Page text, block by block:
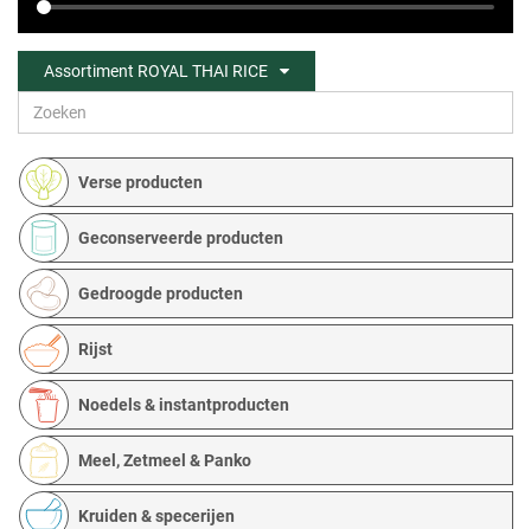
Verse producten
Geconserveerde producten
Gedroogde producten
Rijst
Noedels & instantproducten
Meel, Zetmeel & Panko
Kruiden & specerijen
Assortiment ROYAL THAI RICE